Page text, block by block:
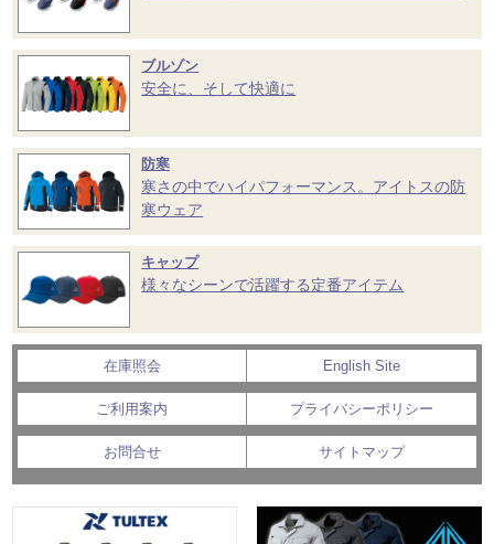
ブルゾン
安全に、そして快適に
防寒
寒さの中でハイパフォーマンス。アイトスの防
寒ウェア
キャップ
様々なシーンで活躍する定番アイテム
在庫照会 English Site
ご利用案内 プライバシーポリシー
お問合せ サイトマップ